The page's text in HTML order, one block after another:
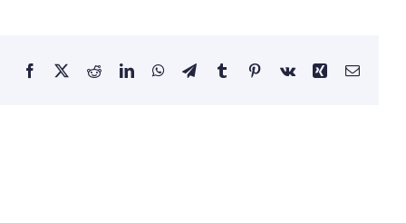
Facebook RedditLinkedInWhatsApp
TelegramTumblrPinterestVk Xing Email